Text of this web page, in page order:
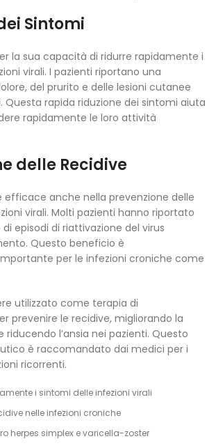
Sintomi
la sua capacità di ridurre rapidamente i
virali. I pazienti riportano una
del prurito e delle lesioni cutanee
Questa rapida riduzione dei sintomi aiuta
rapidamente le loro attività
delle Recidive
efficace anche nella prevenzione delle
virali. Molti pazienti hanno riportato
episodi di riattivazione del virus
Questo beneficio è
per le infezioni croniche come
utilizzato come terapia di
prevenire le recidive, migliorando la
riducendo l’ansia nei pazienti. Questo
è raccomandato dai medici per i
ricorrenti.
i sintomi delle infezioni virali
nelle infezioni croniche
herpes simplex e varicella-zoster